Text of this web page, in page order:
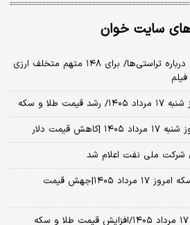
سایت خوان
اظهارات سخنگوی قوه قضائیه درباره تراستی‌ها/ برای ۱۴۸ متهم متخلف ارزی
طلا و سکه
قیمت دلار
ملی نفت اعلام شد
قیمت سکه، نیم سکه و ربع سکه امروز ۱۷ مرداد ۱۴۰۵|جهش قیمت